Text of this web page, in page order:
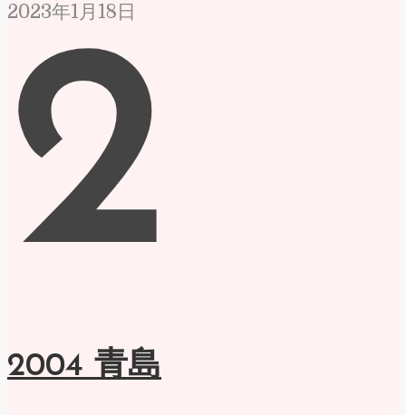
2023年1月18日
2
2004 青島